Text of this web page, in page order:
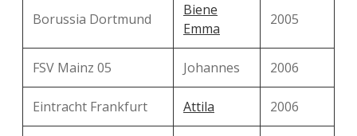
Borussia Dortmund
Biene
Emma
2005
FSV Mainz 05 Johannes 2006
Eintracht Frankfurt Attila 2006